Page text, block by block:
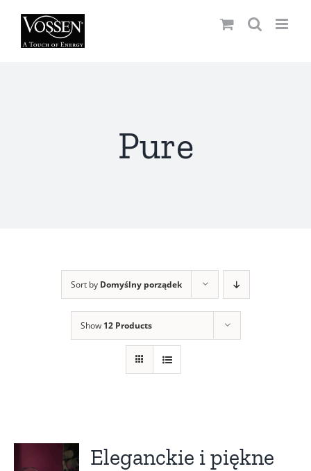
zawartości
Pure
Sort by Domyślny porządek
Show 12 Products
Eleganckie i piękne